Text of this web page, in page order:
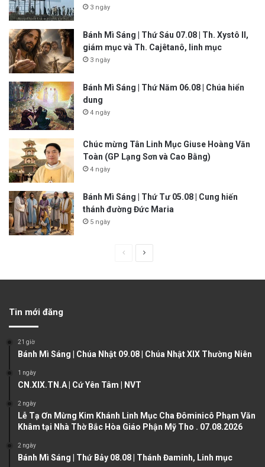
3 ngày
Bánh Mì Sáng | Thứ Sáu 07.08 | Th. Xystô II,
giám mục và Th. Cajêtanô, linh mục
3 ngày
Bánh Mì Sáng | Thứ Năm 06.08 | Chúa hiển
dung
4 ngày
Chúc mừng Tân Linh Mục Giuse Hoàng Văn
Toàn (GP Lạng Sơn và Cao Bằng)
4 ngày
Bánh Mì Sáng | Thứ Tư 05.08 | Cung hiến
thánh đường Đức Maria
5 ngày
u
p
g
g
Tin mới đăng
21 giờ
Bánh Mì Sáng | Chúa Nhật 09.08 | Chúa Nhật XIX Thường Niên
1 ngày
CN.XIX.TN.A | Cứ Yên Tâm | NVT
2 ngày
Lễ Tạ Ơn Mừng Kim Khánh Linh Mục Cha Đôminicô Phạm Văn
Khâm tại Nhà Thờ Bắc Hòa Giáo Phận Mỹ Tho . 07.08.2026
2 ngày
Bánh Mì Sáng | Thứ Bảy 08.08 | Thánh Đaminh, Linh mục